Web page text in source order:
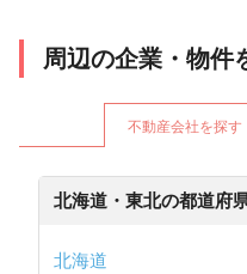
周辺の企業・物件
不動産会社を探す
北海道・東北の都道府
北海道